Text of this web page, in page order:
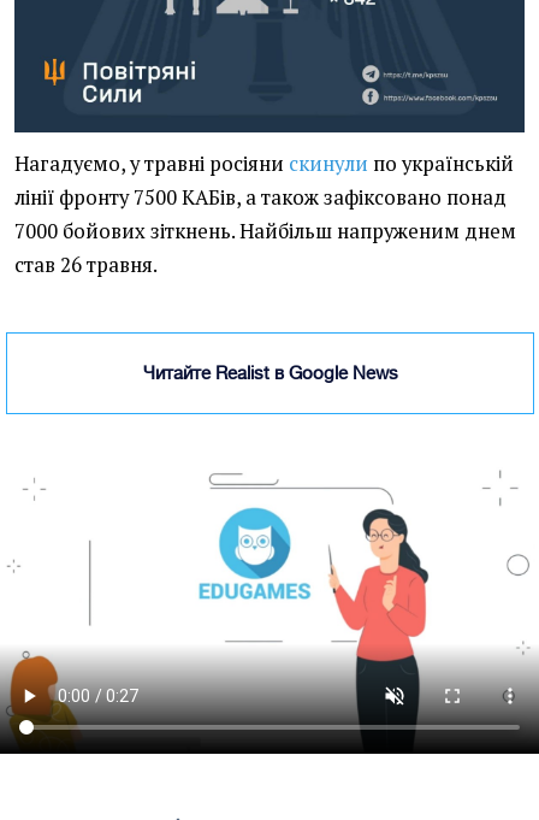
Нагадуємо, у травні росіяни скинули по українській
лінії фронту 7500 КАБів, а також зафіксовано понад
7000 бойових зіткнень. Найбільш напруженим днем
став 26 травня.
Читайте Realist в Google News